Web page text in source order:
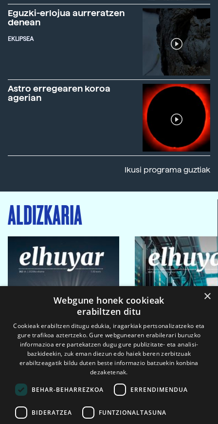
Eguzki-erlojua aurreratzen
denean
EKLIPSEA
Astro erregearen koroa
agerian
Ikusi programa guztiak
ALDIZKARIA
2026ko eka. 1a 2026ko mar. 1a
×
Webgune honek cookieak
erabiltzen ditu
Cookieak erabiltzen ditugu edukia, iragarkiak pertsonalizatzeko eta
gure trafikoa aztertzeko. Gure webgunearen erabilerari buruzko
informazioa ere partekatzen dugu gure publizitate- eta analisi-
bazkideekin, zuk eman diezun edo haiek beren zerbitzuak
erabiltzeagatik bildu duten beste informazio batzuekin konbina
dezaketenak.
BEHAR-BEHARREZKOA ERRENDIMENDUA
BIDERATZEA FUNTZIONALTASUNA